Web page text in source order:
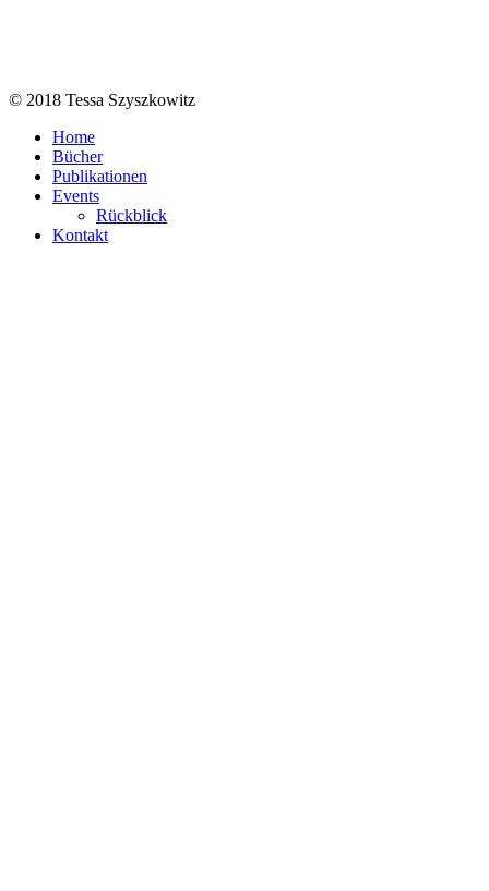
© 2018 Tessa Szyszkowitz
Home
Bücher
Publikationen
Events
Rückblick
Kontakt